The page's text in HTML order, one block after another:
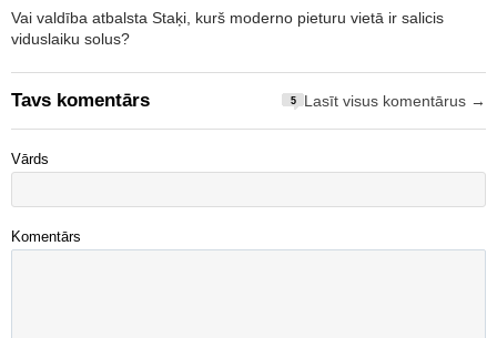
Vai valdība atbalsta Staķi, kurš moderno pieturu vietā ir salicis
viduslaiku solus?
Tavs komentārs 5 Lasīt visus komentārus →
Vārds
Komentārs